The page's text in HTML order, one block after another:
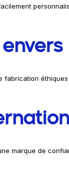
marque de